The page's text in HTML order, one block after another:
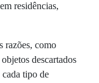
residências,
razões, como
descartados
cada tipo de